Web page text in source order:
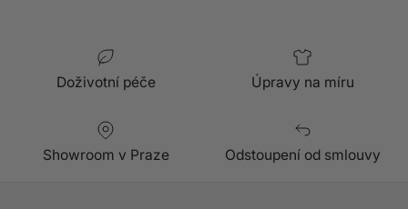
Doživotní péče Úpravy na míru
Showroom v Praze Odstoupení od smlouvy